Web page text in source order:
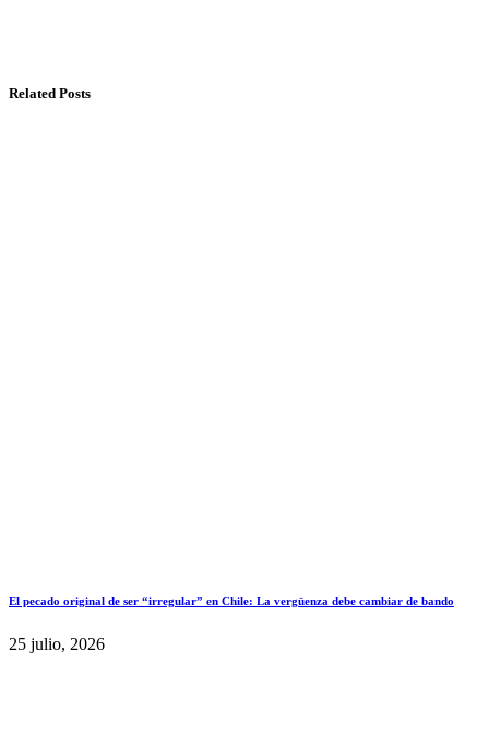
Related Posts
El pecado original de ser “irregular” en Chile: La vergüenza debe cambiar de bando
25 julio, 2026